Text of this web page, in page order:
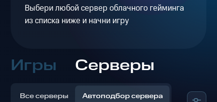
Выбери любой сервер облачного гейминга
из списка ниже и начни игру
Игры Серверы
Все серверы Автоподбор сервера